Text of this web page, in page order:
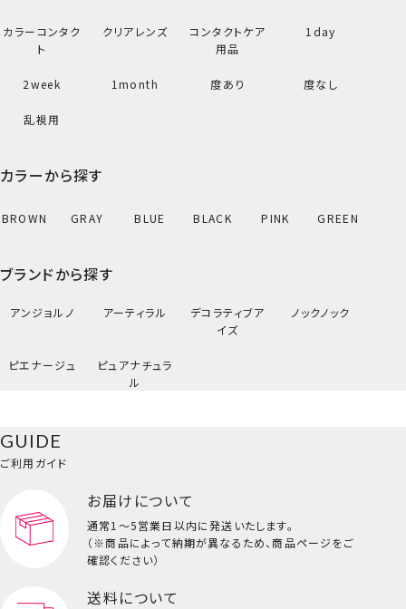
びーだまグレージュ
カラーコンタク
ト
クリアレンズ
コンタクトケア
用品
1day
2week 1month 度あり 度なし
乱視用
カラーから探す
BROWN GRAY BLUE BLACK PINK GREEN
ブランドから探す
アンジョルノ アーティラル
デコラティブア
イズ
ノックノック
ピエナージュ
ピュアナチュラ
ル
GUIDE
ご利用ガイド
お届けについて
通常1～5営業日以内に発送いたします。
（※商品によって納期が異なるため、商品ページをご
確認ください）
送料について